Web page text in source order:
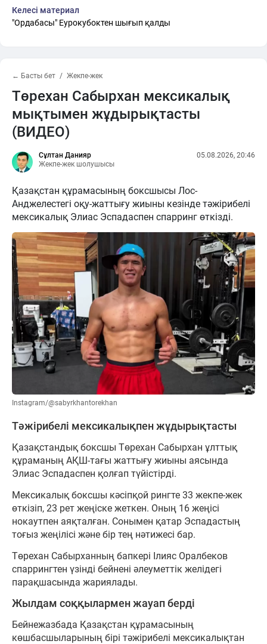
Келесі материал
"Ордабасы" Еурокубоктен шығып қалды
← Басты бет Жекпе-жек
Төрехан Сабырхан мексикалық
мықтымен жұдырықтасты
(ВИДЕО)
Сұлтан Данияр
Жекпе-жек шолушысы
05.08.2026, 20:46
Қазақстан құрамасының боксшысы Лос-
Анджелестегі оқу-жаттығу жиыны кезінде тәжірибелі
мексикалық Элиас Эспадаспен спарринг өткізді.
Instagram/@sabyrkhantorekhan
Тәжірибелі мексикалықпен жұдырықтасты
Қазақстандық боксшы Төрехан Сабырхан ұлттық
құраманың АҚШ-тағы жаттығу жиыны аясында
Элиас Эспадаспен қолғап түйістірді.
Мексикалық боксшы кәсіпқой рингте 33 жекпе-жек
өткізіп, 23 рет жеңіске жеткен. Оның 16 жеңісі
нокаутпен аяқталған. Сонымен қатар Эспадастың
тоғыз жеңілісі және бір тең нәтижесі бар.
Төрехан Сабырханның бапкері Ілияс Оралбеков
спаррингтен үзінді бейнені әлеуметтік желідегі
парақшасында жариялады.
Жылдам соққылармен жауап берді
Бейнежазбада Қазақстан құрамасының
көшбасшыларының бірі тәжірибелі мексикалықтан